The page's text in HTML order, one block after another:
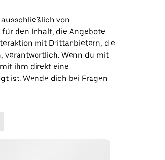
von
den Inhalt, die Angebote
mit Drittanbietern, die
verantwortlich. Wenn du mit
ihm direkt eine
ist. Wende dich bei Fragen